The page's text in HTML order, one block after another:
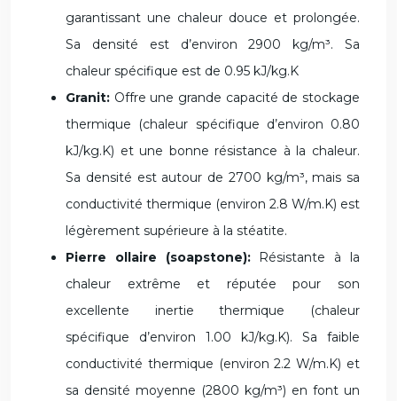
garantissant une chaleur douce et prolongée.
Sa densité est d’environ 2900 kg/m³. Sa
chaleur spécifique est de 0.95 kJ/kg.K
Granit: Offre une grande capacité de stockage
thermique (chaleur spécifique d’environ 0.80
kJ/kg.K) et une bonne résistance à la chaleur.
Sa densité est autour de 2700 kg/m³, mais sa
conductivité thermique (environ 2.8 W/m.K) est
légèrement supérieure à la stéatite.
Pierre ollaire (soapstone): Résistante à la
chaleur extrême et réputée pour son
excellente inertie thermique (chaleur
spécifique d’environ 1.00 kJ/kg.K). Sa faible
conductivité thermique (environ 2.2 W/m.K) et
sa densité moyenne (2800 kg/m³) en font un